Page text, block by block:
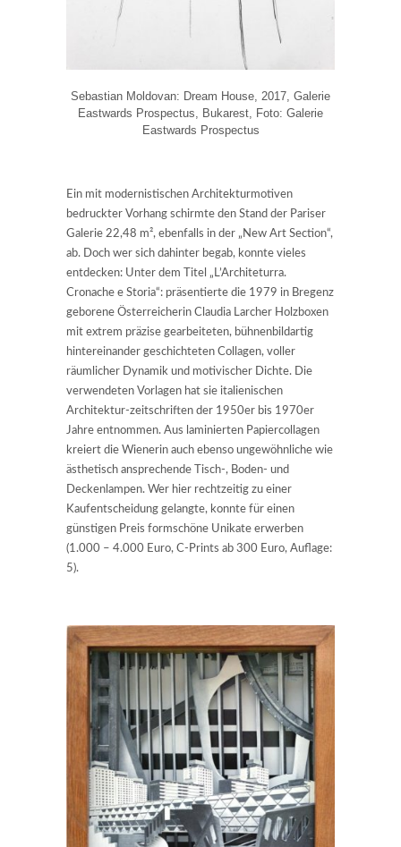
Sebastian Moldovan: Dream House, 2017, Galerie
Eastwards Prospectus, Bukarest, Foto: Galerie
Eastwards Prospectus
Ein mit modernistischen Architekturmotiven
bedruckter Vorhang schirmte den Stand der Pariser
Galerie 22,48 m², ebenfalls in der „New Art Section“,
ab. Doch wer sich dahinter begab, konnte vieles
entdecken: Unter dem Titel „L’Architeturra.
Cronache e Storia“: präsentierte die 1979 in Bregenz
geborene Österreicherin Claudia Larcher Holzboxen
mit extrem präzise gearbeiteten, bühnenbildartig
hintereinander geschichteten Collagen, voller
räumlicher Dynamik und motivischer Dichte. Die
verwendeten Vorlagen hat sie italienischen
Architektur-zeitschriften der 1950er bis 1970er
Jahre entnommen. Aus laminierten Papiercollagen
kreiert die Wienerin auch ebenso ungewöhnliche wie
ästhetisch ansprechende Tisch-, Boden- und
Deckenlampen. Wer hier rechtzeitig zu einer
Kaufentscheidung gelangte, konnte für einen
günstigen Preis formschöne Unikate erwerben
(1.000 – 4.000 Euro, C-Prints ab 300 Euro, Auflage:
5).